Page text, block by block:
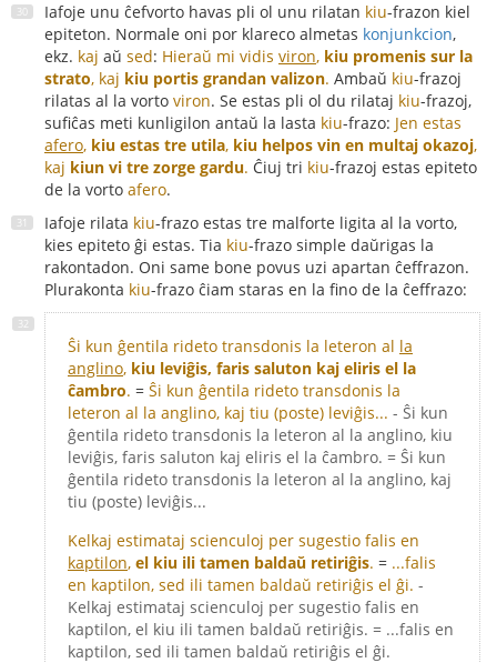
Iafoje unu ĉefvorto havas pli ol unu rilatan kiu-frazon kiel
epiteton. Normale oni por klareco almetas konjunkcion,
ekz. kaj aŭ sed: Hieraŭ mi vidis viron, kiu promenis sur la
strato, kaj kiu portis grandan valizon. Ambaŭ kiu-frazoj
rilatas al la vorto viron. Se estas pli ol du rilataj kiu-frazoj,
sufiĉas meti kunligilon antaŭ la lasta kiu-frazo: Jen estas
afero, kiu estas tre utila, kiu helpos vin en multaj okazoj,
kaj kiun vi tre zorge gardu. Ĉiuj tri kiu-frazoj estas epiteto
de la vorto afero.
Iafoje rilata kiu-frazo estas tre malforte ligita al la vorto,
kies epiteto ĝi estas. Tia kiu-frazo simple daŭrigas la
rakontadon. Oni same bone povus uzi apartan ĉeffrazon.
Plurakonta kiu-frazo ĉiam staras en la fino de la ĉeffrazo:
Ŝi kun ĝentila rideto transdonis la leteron al la
anglino, kiu leviĝis, faris saluton kaj eliris el la
ĉambro. = Ŝi kun ĝentila rideto transdonis la
leteron al la anglino, kaj tiu (poste) leviĝis... - Ŝi kun
ĝentila rideto transdonis la leteron al la anglino, kiu
leviĝis, faris saluton kaj eliris el la ĉambro. = Ŝi kun
ĝentila rideto transdonis la leteron al la anglino, kaj
tiu (poste) leviĝis...
Kelkaj estimataj scienculoj per sugestio falis en
kaptilon, el kiu ili tamen baldaŭ retiriĝis. = ...falis
en kaptilon, sed ili tamen baldaŭ retiriĝis el ĝi. -
Kelkaj estimataj scienculoj per sugestio falis en
kaptilon, el kiu ili tamen baldaŭ retiriĝis. = ...falis en
kaptilon, sed ili tamen baldaŭ retiriĝis el ĝi.